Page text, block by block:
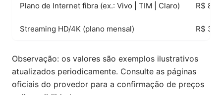
Plano de Internet fibra (ex.: Vivo | TIM | Claro) R$
Streaming HD/4K (plano mensal) R$
Observação: os valores são exemplos ilustrativos
atualizados periodicamente. Consulte as páginas
oficiais do provedor para a confirmação de preços